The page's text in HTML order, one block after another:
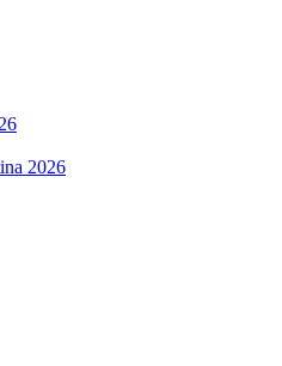
2026